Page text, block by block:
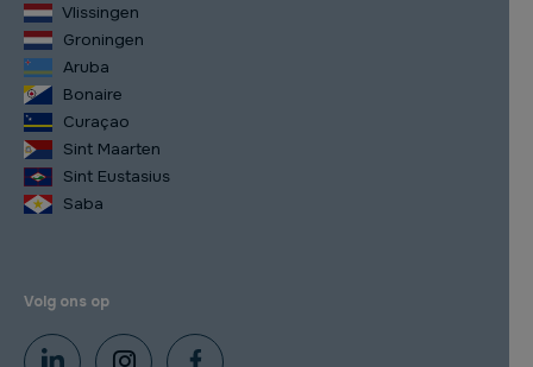
Vlissingen
Groningen
Aruba
Bonaire
Curaçao
Sint Maarten
Sint Eustasius
Saba
Volg ons op